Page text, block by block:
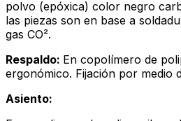
polvo (epóxica) color negro
las piezas son en base a
gas CO².
Respaldo: En copolímero de
ergonómico. Fijación por medio
Asiento: